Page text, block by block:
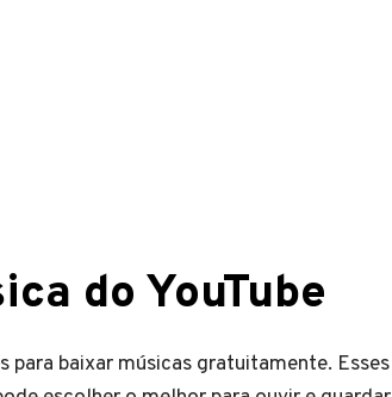
do YouTube
para baixar músicas gratuitamente. Esses